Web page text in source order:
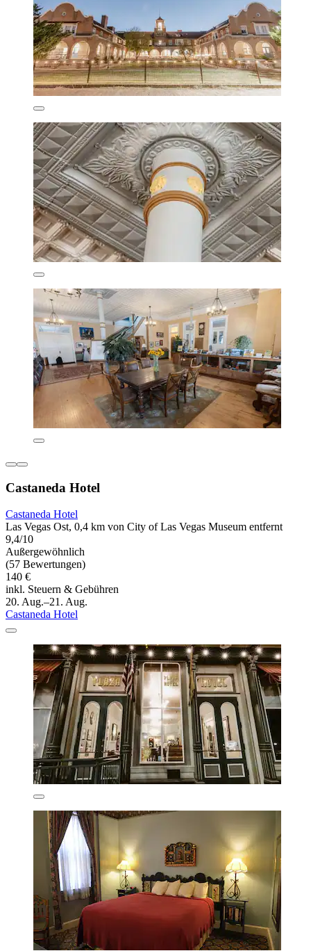
Castaneda Hotel
Castaneda Hotel
Las Vegas Ost, 0,4 km von City of Las Vegas Museum entfernt
9,4/10
Außergewöhnlich
(57 Bewertungen)
140 €
inkl. Steuern & Gebühren
20. Aug.–21. Aug.
Castaneda Hotel